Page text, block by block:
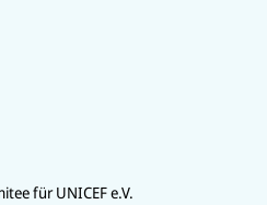
für UNICEF e.V.